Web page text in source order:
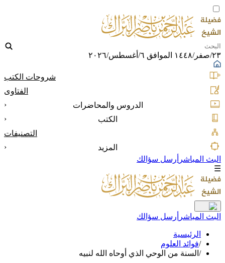
٢٣/صفر/١٤٤٨ الموافق ٦/أغسطس/٢٠٢٦
شروحات الكتب
الفتاوى
الدروس والمحاضرات
‹
الكتب
‹
التصنيفات
المزيد
‹
البث المباشر أرسل سؤالك
☰
البث المباشر أرسل سؤالك
الرئيسية
/فوائد العلوم
/ السنة من الوحي الذي أوحاه الله لنبيه